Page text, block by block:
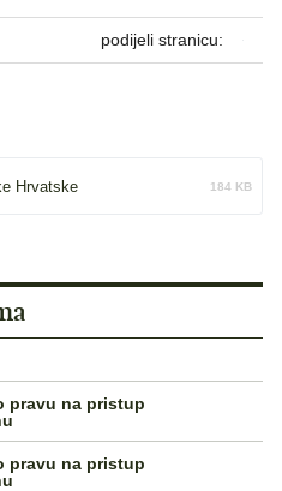
podijeli stranicu:
Hrvatske 184 KB
pravu na pristup
pravu na pristup